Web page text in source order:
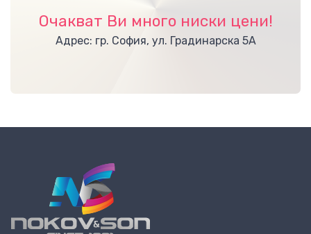
Очакват Ви много ниски цени!
Адрес: гр. София, ул. Градинарска 5А